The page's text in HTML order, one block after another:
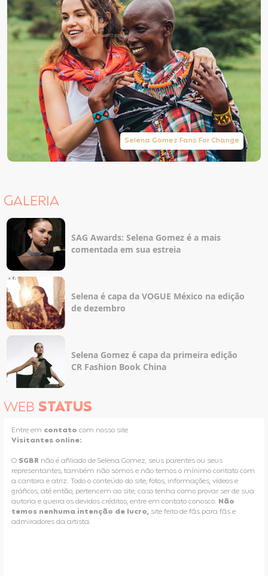
Selena Gomez Fans For Change
GALERIA
SAG Awards: Selena Gomez é a mais
comentada em sua estreia
Selena é capa da VOGUE México na edição
de dezembro
Selena Gomez é capa da primeira edição
CR Fashion Book China
WEB STATUS
Entre em contato com nosso site
Visitantes online:
O SGBR não é afiliado de Selena Gomez, seus parentes ou seus
representantes, também não somos e não temos o mínimo contato com
a cantora e atriz. Todo o conteúdo do site, fotos, informações, vídeos e
gráficos, até então, pertencem ao site, caso tenha como provar ser de sua
autoria e queira os devidos créditos, entre em contato conosco. Não
temos nenhuma intenção de lucro, site feito de fãs para fãs e
admiradores da artista.